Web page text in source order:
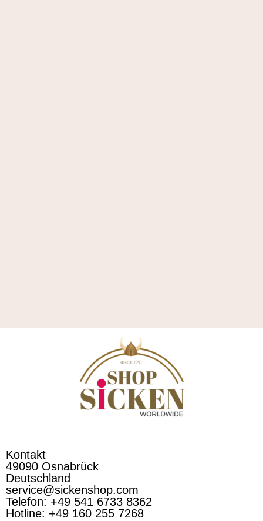
Kontakt
49090 Osnabrück
Deutschland
service@sickenshop.com
Telefon: +49 541 6733 8362
Hotline: +49 160 255 7268